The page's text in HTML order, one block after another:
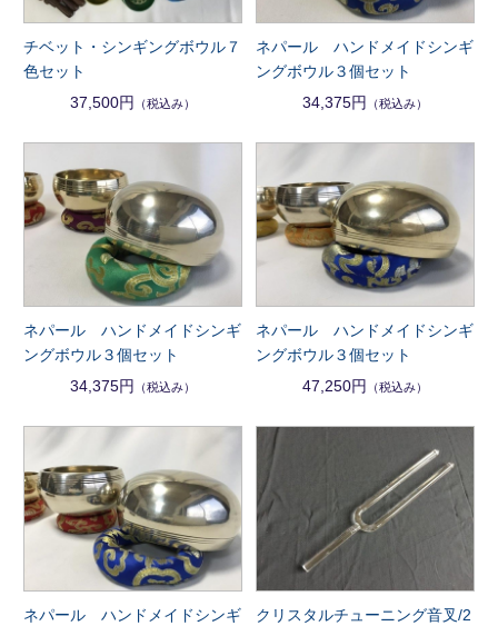
チベット・シンギングボウル７
色セット
37,500円
（税込み）
ネパール ハンドメイドシンギ
ングボウル３個セット
34,375円
（税込み）
ネパール ハンドメイドシンギ
ングボウル３個セット
34,375円
（税込み）
ネパール ハンドメイドシンギ
ングボウル３個セット
47,250円
（税込み）
ネパール ハンドメイドシンギ
クリスタルチューニング音叉/2